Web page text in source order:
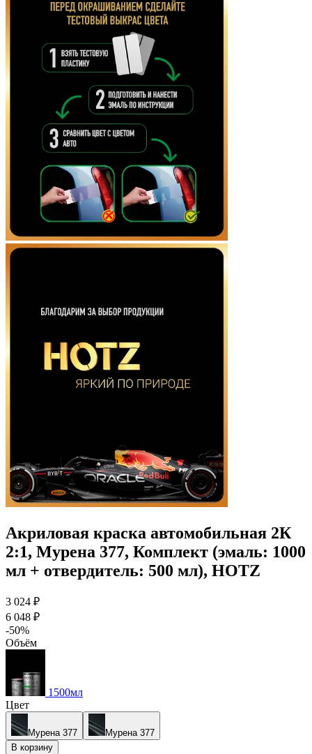
Акриловая краска автомобильная 2К
2:1, Мурена 377, Комплект (эмаль: 1000
мл + отвердитель: 500 мл), HOTZ
3 024 ₽
6 048 ₽
-50%
Объём
1500мл
Цвет
Мурена 377
Мурена 377
В корзину